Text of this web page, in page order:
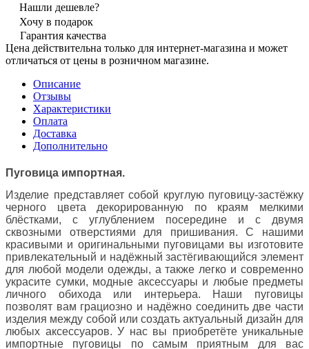
Нашли дешевле?
Хочу в подарок
Гарантия качества
Цена действительна только для интернет-магазина и может
отличаться от цены в розничном магазине.
Описание
Отзывы
Характеристики
Оплата
Доставка
Дополнительно
Пуговица импортная.
Изделие представляет собой круглую пуговицу-застёжку
черного цвета декорированную по краям мелкими
блёстками, с углублением посередине и с двумя
сквозными отверстиями для пришивания. С нашими
красивыми и оригинальными пуговицами вы изготовите
привлекательный и надёжный застёгивающийся элемент
для любой модели одежды, а также легко и современно
украсите сумки, модные аксессуары и любые предметы
личного обихода или интерьера. Наши пуговицы
позволят вам грациозно и надёжно соединить две части
изделия между собой или создать актуальный дизайн для
любых аксессуаров. У нас вы приобретёте уникальные
импортные пуговицы по самым приятным для вас